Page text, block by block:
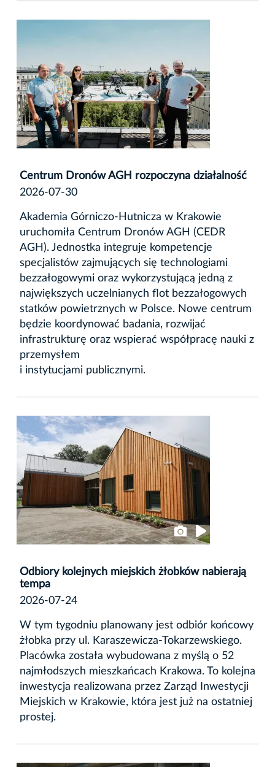
Centrum Dronów AGH rozpoczyna działalność
2026-07-30
Akademia Górniczo-Hutnicza w Krakowie
uruchomiła Centrum Dronów AGH (CEDR
AGH). Jednostka integruje kompetencje
specjalistów zajmujących się technologiami
bezzałogowymi oraz wykorzystującą jedną z
największych uczelnianych flot bezzałogowych
statków powietrznych w Polsce. Nowe centrum
będzie koordynować badania, rozwijać
infrastrukturę oraz wspierać współpracę nauki z
przemysłem
i instytucjami publicznymi.
Odbiory kolejnych miejskich żłobków nabierają
tempa
2026-07-24
W tym tygodniu planowany jest odbiór końcowy
żłobka przy ul. Karaszewicza-Tokarzewskiego.
Placówka została wybudowana z myślą o 52
najmłodszych mieszkańcach Krakowa. To kolejna
inwestycja realizowana przez Zarząd Inwestycji
Miejskich w Krakowie, która jest już na ostatniej
prostej.